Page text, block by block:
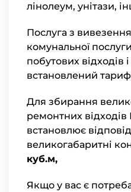
лінолеум, унітази,
Послуга з
комунальної
побутових відходів
встановлений
Для збирання
ремонтних
встановлює
великогабаритні
куб.м,
Якщо у вас є